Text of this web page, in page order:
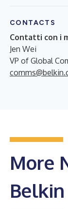
CONTACTS
Contatti con i
Jen Wei
VP of Global
More
Belkin